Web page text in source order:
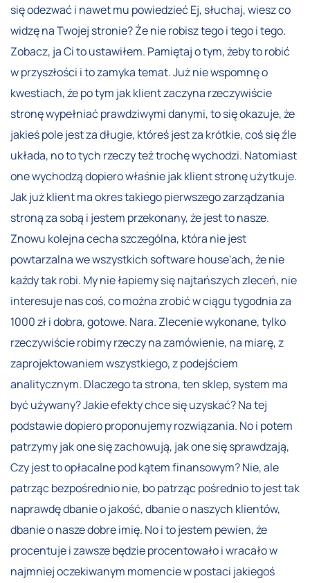
się odezwać i nawet mu powiedzieć Ej, słuchaj, wiesz co
widzę na Twojej stronie? Że nie robisz tego i tego i tego.
Zobacz, ja Ci to ustawiłem. Pamiętaj o tym, żeby to robić
w przyszłości i to zamyka temat. Już nie wspomnę o
kwestiach, że po tym jak klient zaczyna rzeczywiście
stronę wypełniać prawdziwymi danymi, to się okazuje, że
jakieś pole jest za długie, któreś jest za krótkie, coś się źle
układa, no to tych rzeczy też trochę wychodzi. Natomiast
one wychodzą dopiero właśnie jak klient stronę użytkuje.
Jak już klient ma okres takiego pierwszego zarządzania
stroną za sobą i jestem przekonany, że jest to nasze.
Znowu kolejna cecha szczególna, która nie jest
powtarzalna we wszystkich software house'ach, że nie
każdy tak robi. My nie łapiemy się najtańszych zleceń, nie
interesuje nas coś, co można zrobić w ciągu tygodnia za
1000 zł i dobra, gotowe. Nara. Zlecenie wykonane, tylko
rzeczywiście robimy rzeczy na zamówienie, na miarę, z
zaprojektowaniem wszystkiego, z podejściem
analitycznym. Dlaczego ta strona, ten sklep, system ma
być używany? Jakie efekty chce się uzyskać? Na tej
podstawie dopiero proponujemy rozwiązania. No i potem
patrzymy jak one się zachowują, jak one się sprawdzają,
Czy jest to opłacalne pod kątem finansowym? Nie, ale
patrząc bezpośrednio nie, bo patrząc pośrednio to jest tak
naprawdę dbanie o jakość, dbanie o naszych klientów,
dbanie o nasze dobre imię. No i to jestem pewien, że
procentuje i zawsze będzie procentowało i wracało w
najmniej oczekiwanym momencie w postaci jakiegoś